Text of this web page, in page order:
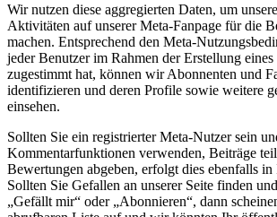
Wir nutzen diese aggregierten Daten, um
Aktivitäten auf unserer Meta-Fanpage für die
machen. Entsprechend den Meta-
jeder Benutzer im Rahmen der Erstellung
zugestimmt hat, können wir Abonnenten und
identifizieren und deren Profile sowie weitere
einsehen.
Sollten Sie ein registrierter Meta-Nutzer sein
Kommentarfunktionen verwenden, Beiträge
Bewertungen abgeben, erfolgt dies ebenfalls
Sollten Sie Gefallen an unserer Seite finden
„Gefällt mir“ oder „Abonnieren“, dann